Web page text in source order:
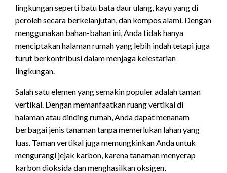
lingkungan seperti batu bata daur ulang, kayu yang di
peroleh secara berkelanjutan, dan kompos alami. Dengan
menggunakan bahan-bahan ini, Anda tidak hanya
menciptakan halaman rumah yang lebih indah tetapi juga
turut berkontribusi dalam menjaga kelestarian
lingkungan.
Salah satu elemen yang semakin populer adalah taman
vertikal. Dengan memanfaatkan ruang vertikal di
halaman atau dinding rumah, Anda dapat menanam
berbagai jenis tanaman tanpa memerlukan lahan yang
luas. Taman vertikal juga memungkinkan Anda untuk
mengurangi jejak karbon, karena tanaman menyerap
karbon dioksida dan menghasilkan oksigen,